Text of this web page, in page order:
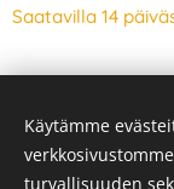
Saatavilla 14
©
Käytämme
turvallisuuden